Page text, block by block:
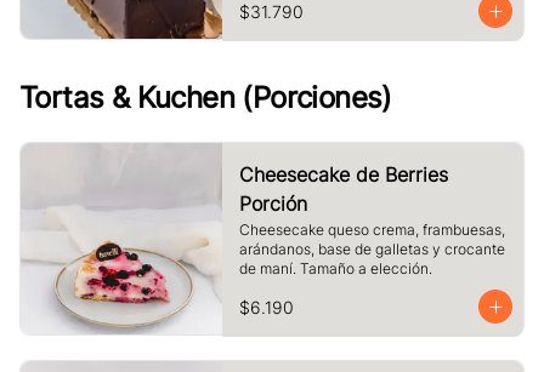
$31.790
Tortas & Kuchen (Porciones)
Cheesecake de Berries
Porción
Cheesecake queso crema, frambuesas,
arándanos, base de galletas y crocante
de maní. Tamaño a elección.
$6.190